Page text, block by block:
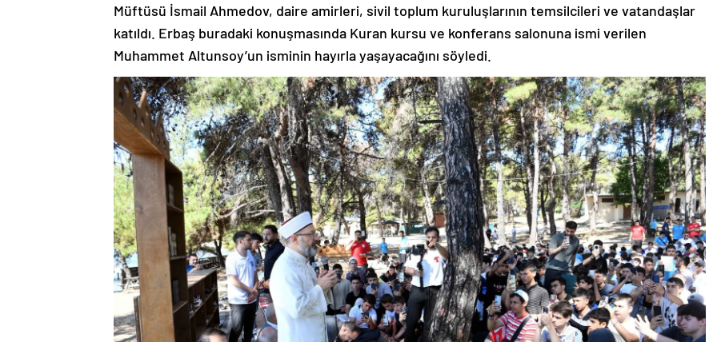
Müftüsü İsmail Ahmedov, daire amirleri, sivil toplum kuruluşlarının temsilcileri ve vatandaşlar
katıldı. Erbaş buradaki konuşmasında Kuran kursu ve konferans salonuna ismi verilen
Muhammet Altunsoy’un isminin hayırla yaşayacağını söyledi.